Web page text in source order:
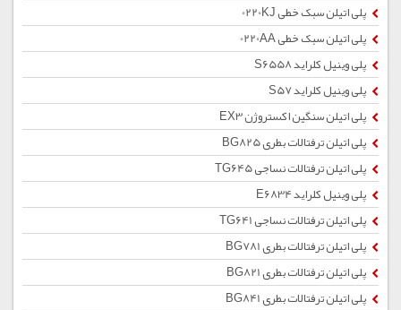
پلی اتیلن سبک خطی 0220KJ
پلی اتیلن سبک خطی 0220AA
پلی وینیل کلراید S6558
پلی وینیل کلراید S57
پلی اتیلن سنگین اکستروژن EX3
پلی اتیلن ترفتالات بطری BG825
پلی اتیلن ترفتالات نساجی TG645
پلی وینیل کلراید E6834
پلی اتیلن ترفتالات نساجی TG641
پلی اتیلن ترفتالات بطری BG781
پلی اتیلن ترفتالات بطری BG821
پلی اتیلن ترفتالات بطری BG841